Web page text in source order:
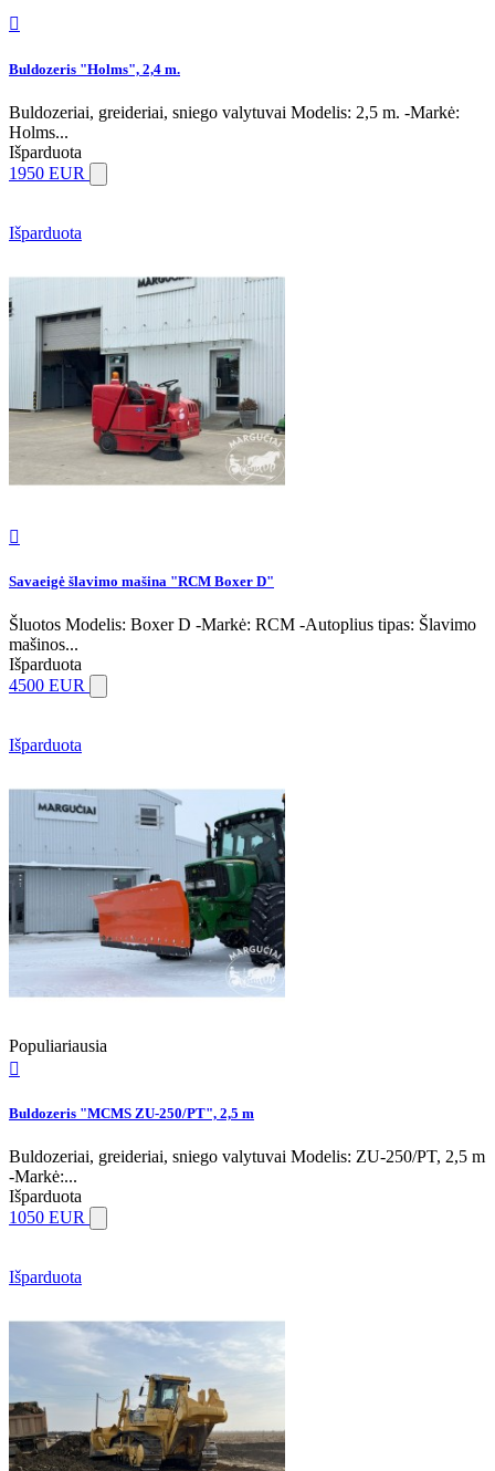

Buldozeris "Holms", 2,4 m.
Buldozeriai, greideriai, sniego valytuvai Modelis: 2,5 m. -Markė:
Holms...
Išparduota
1950 EUR
Išparduota

Savaeigė šlavimo mašina "RCM Boxer D"
Šluotos Modelis: Boxer D -Markė: RCM -Autoplius tipas: Šlavimo
mašinos...
Išparduota
4500 EUR
Išparduota
Populiariausia

Buldozeris "MCMS ZU-250/PT", 2,5 m
Buldozeriai, greideriai, sniego valytuvai Modelis: ZU-250/PT, 2,5 m
-Markė:...
Išparduota
1050 EUR
Išparduota